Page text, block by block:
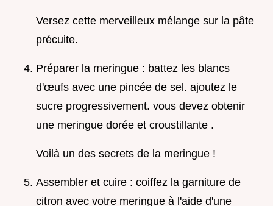
Versez cette merveilleux mélange sur la pâte
précuite.
Préparer la meringue : battez les blancs
d'œufs avec une pincée de sel. ajoutez le
sucre progressivement. vous devez obtenir
une meringue dorée et croustillante .
Voilà un des secrets de la meringue !
Assembler et cuire : coiffez la garniture de
citron avec votre meringue à l'aide d'une